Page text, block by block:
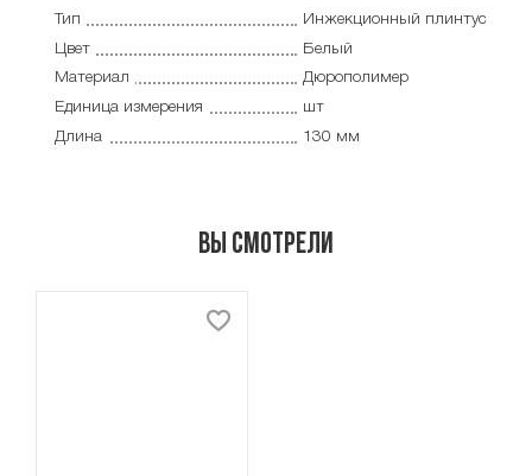
Тип
Инжекционный плинтус
Цвет
Белый
Материал
Дюрополимер
Единица измерения
шт
Длина
130 мм
Вы смотрели